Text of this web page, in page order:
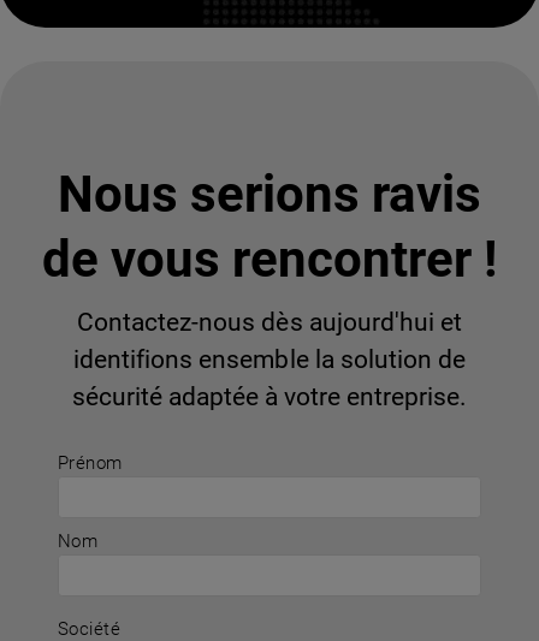
Prénom
Nom
Société
Nous serions ravis
de vous rencontrer !
Contactez-nous dès aujourd'hui et
identifions ensemble la solution de
sécurité adaptée à votre entreprise.